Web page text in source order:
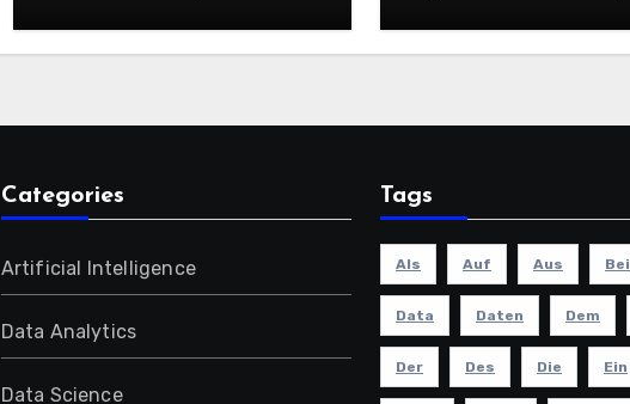
Knowledge Science und KI
(lokal)
Categories
Artificial Intelligence
Data Analytics
Data Science
Tags
Als Auf Aus Bei
Data Daten Dem
Der Des Die Ein